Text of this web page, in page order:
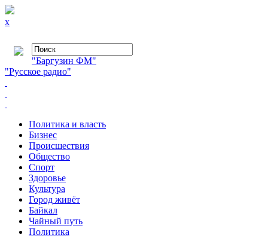
x
"Баргузин ФМ"
"Русское радио"
Политика и власть
Бизнес
Происшествия
Общество
Cпорт
Здоровье
Культура
Город живёт
Байкал
Чайный путь
Политика